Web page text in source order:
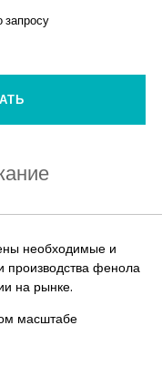
запросу
необходимые и
производства фенола
на рынке.
масштабе